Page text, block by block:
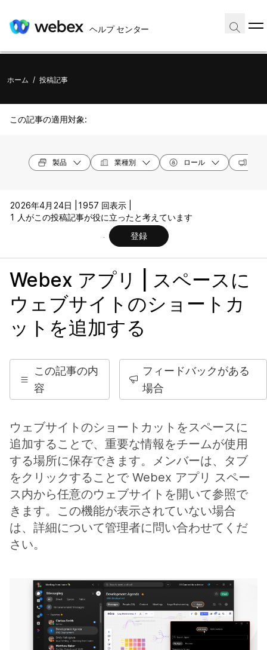
ヘルプ センター
ホーム / 投稿記事
この記事の適用対象:
製品 業種別 ロール
2026年4月24日 |
1957 回表示 |
1 人がこの投稿記事が役に立ったと考えています
登録
Webex アプリ | スペースに
ウェブサイトのショートカ
ットを追加する
この記事の内
容
フィードバックがある
場合
ウェブサイトのショートカットをスペースに
追加することで、重要な情報をチームが使用
する場所に保存できます。メンバーは、タブ
をクリックすることで Webex アプリ スペー
ス内から任意のウェブサイトを開いて参照で
きます。この機能が表示されていない場合
は、詳細について管理者に問い合わせてくだ
さい。